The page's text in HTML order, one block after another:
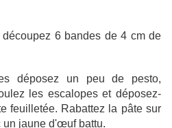
6 bandes de 4 cm de
déposez un peu de pesto,
les escalopes et déposez-
feuilletée. Rabattez la pâte sur
un jaune d'œuf battu.